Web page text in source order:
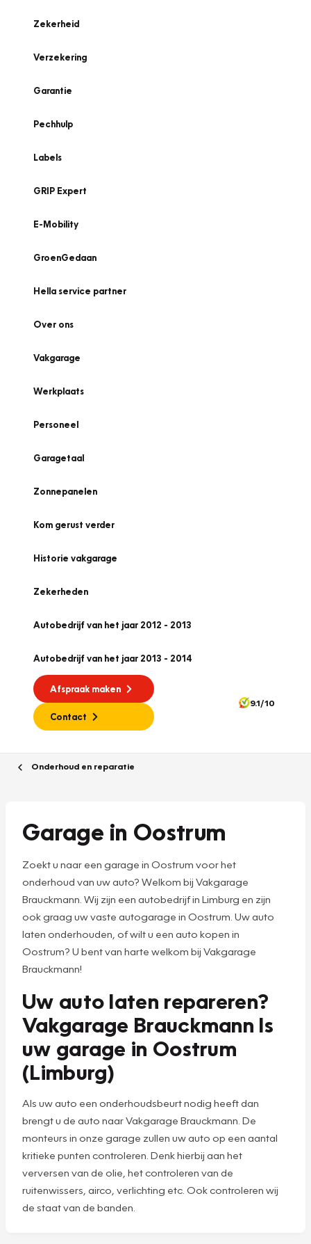
Zekerheid
Verzekering
Garantie
Pechhulp
Labels
GRIP Expert
E-Mobility
GroenGedaan
Hella service partner
Over ons
Vakgarage
Werkplaats
Personeel
Garagetaal
Zonnepanelen
Kom gerust verder
Historie vakgarage
Zekerheden
Autobedrijf van het jaar 2012 - 2013
Autobedrijf van het jaar 2013 - 2014
Afspraak maken
Contact
9.1/10
Onderhoud en reparatie
Garage in Oostrum
Zoekt u naar een garage in Oostrum voor het
onderhoud van uw auto? Welkom bij Vakgarage
Brauckmann. Wij zijn een autobedrijf in Limburg en zijn
ook graag uw vaste autogarage in Oostrum. Uw auto
laten onderhouden, of wilt u een auto kopen in
Oostrum? U bent van harte welkom bij Vakgarage
Brauckmann!
Uw auto laten repareren?
Vakgarage Brauckmann Is
uw garage in Oostrum
(Limburg)
Als uw auto een onderhoudsbeurt nodig heeft dan
brengt u de auto naar Vakgarage Brauckmann. De
monteurs in onze garage zullen uw auto op een aantal
kritieke punten controleren. Denk hierbij aan het
verversen van de olie, het controleren van de
ruitenwissers, airco, verlichting etc. Ook controleren wij
de staat van de banden.